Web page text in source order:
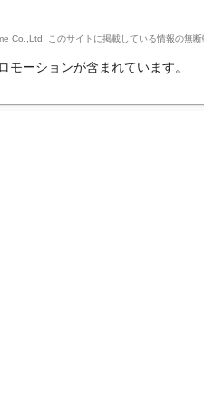
Co.,Ltd. このサイトに掲載している情報の無
モーションが含まれています。